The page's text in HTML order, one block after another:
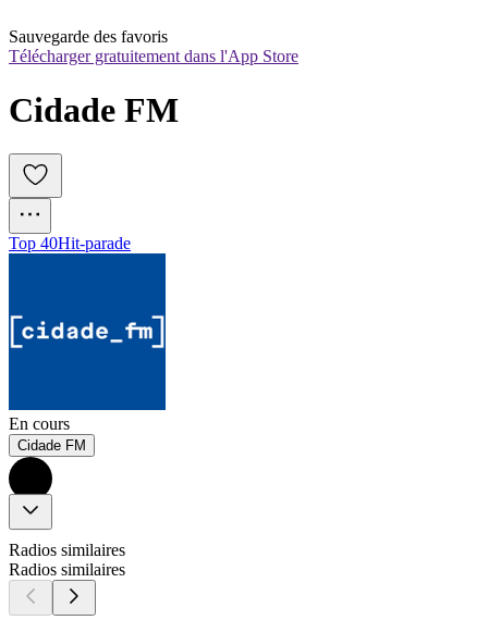
Sauvegarde des favoris
Télécharger gratuitement dans l'App Store
Cidade FM
Top 40Hit-parade
En cours
Cidade FM
Radios similaires
Radios similaires